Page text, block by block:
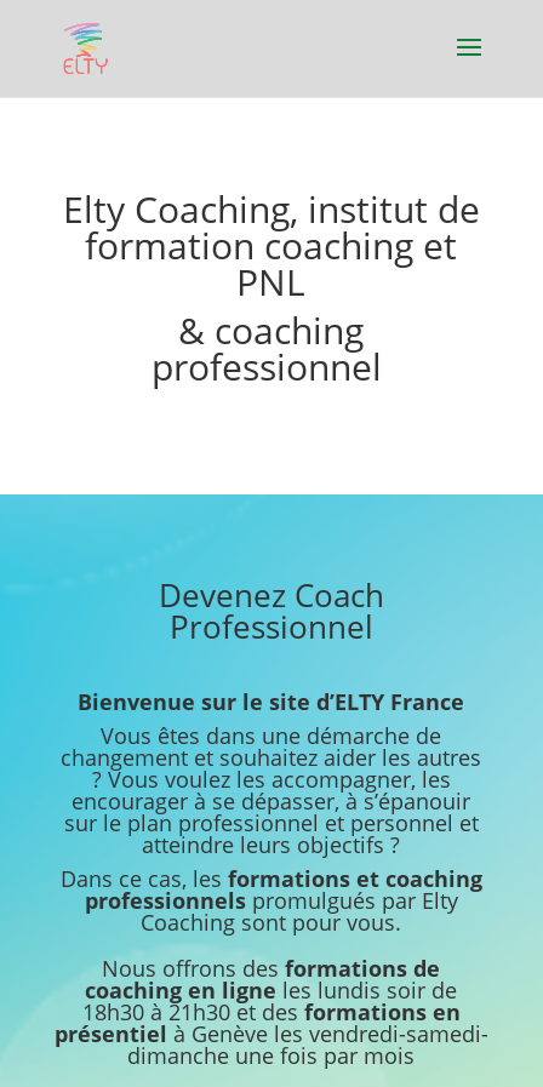
Elty Coaching, institut de
formation coaching et
PNL
& coaching
professionnel
Devenez Coach
Professionnel
Bienvenue sur le site d’ELTY France
Vous êtes dans une démarche de
changement et souhaitez aider les autres
? Vous voulez les accompagner, les
encourager à se dépasser, à s’épanouir
sur le plan professionnel et personnel et
atteindre leurs objectifs ?
Dans ce cas, les formations et coaching
professionnelspromulgués par Elty
Coaching sont pour vous.
Nous offrons desformations de
coaching en ligne les lundis soir de
18h30 à 21h30 et des formations en
présentiel à Genève les vendredi-samedi-
dimanche une fois par mois